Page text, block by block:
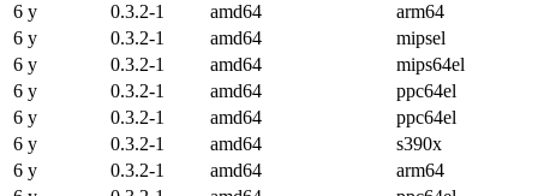
6 y
0.3.2-1 amd64
arm64
6 y
0.3.2-1 amd64
mipsel
6 y
0.3.2-1 amd64
mips64el
6 y
0.3.2-1 amd64
ppc64el
6 y
0.3.2-1 amd64
ppc64el
6 y
0.3.2-1 amd64
s390x
6 y
0.3.2-1 amd64
arm64